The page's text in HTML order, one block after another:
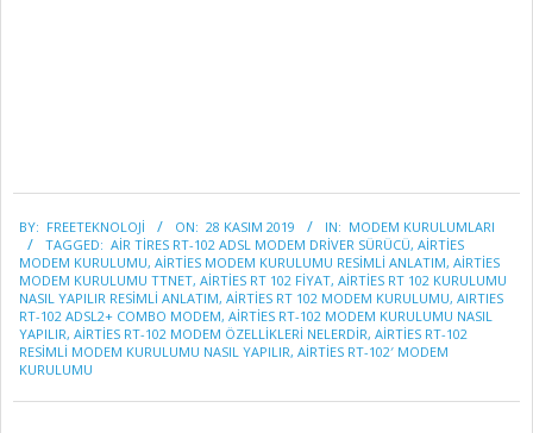
11-
28
BY: FREETEKNOLOJI ON: 28 KASIM 2019 IN: MODEM KURULUMLARI
TAGGED: AIR TIRES RT-102 ADSL MODEM DRIVER SÜRÜCÜ, AİRTİES
MODEM KURULUMU, AIRTIES MODEM KURULUMU RESIMLI ANLATIM, AIRTIES
MODEM KURULUMU TTNET, AIRTIES RT 102 FIYAT, AIRTIES RT 102 KURULUMU
NASIL YAPILIR RESIMLI ANLATIM, AIRTIES RT 102 MODEM KURULUMU, AIRTIES
RT-102 ADSL2+ COMBO MODEM, AIRTIES RT-102 MODEM KURULUMU NASIL
YAPILIR, AIRTIES RT-102 MODEM ÖZELLİKLERİ NELERDİR, AIRTIES RT-102
RESIMLI MODEM KURULUMU NASIL YAPILIR, AIRTIES RT-102′ MODEM
KURULUMU